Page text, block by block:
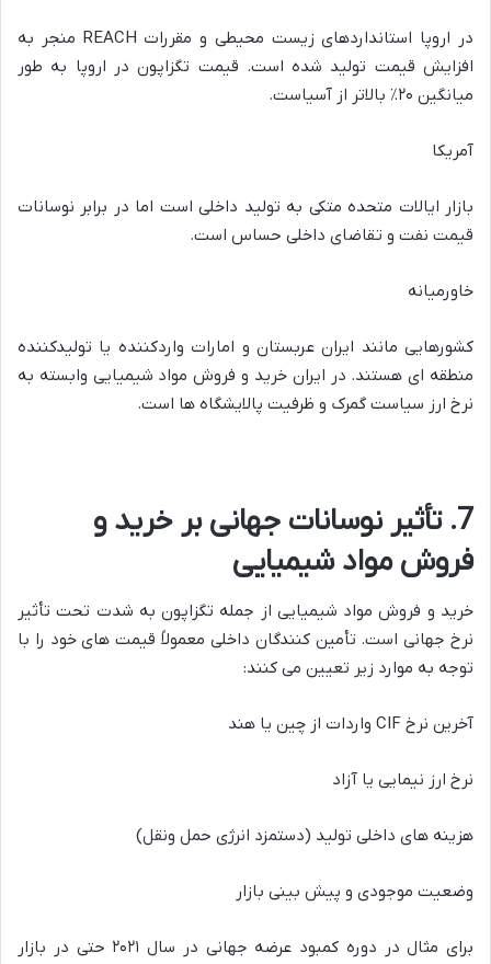
در اروپا استانداردهای زیست محیطی و مقررات REACH منجر به
افزایش قیمت تولید شده است. قیمت تگزاپون در اروپا به طور
میانگین ۲۰٪ بالاتر از آسیاست.
آمریکا
بازار ایالات متحده متکی به تولید داخلی است اما در برابر نوسانات
قیمت نفت و تقاضای داخلی حساس است.
خاورمیانه
کشورهایی مانند ایران عربستان و امارات واردکننده یا تولیدکننده
منطقه ای هستند. در ایران خرید و فروش مواد شیمیایی وابسته به
نرخ ارز سیاست گمرک و ظرفیت پالایشگاه ها است.
7. تأثیر نوسانات جهانی بر خرید و
فروش مواد شیمیایی
خرید و فروش مواد شیمیایی از جمله تگزاپون به شدت تحت تأثیر
نرخ جهانی است. تأمین کنندگان داخلی معمولاً قیمت های خود را با
توجه به موارد زیر تعیین می کنند:
آخرین نرخ CIF واردات از چین یا هند
نرخ ارز نیمایی یا آزاد
هزینه های داخلی تولید (دستمزد انرژی حمل ونقل)
وضعیت موجودی و پیش بینی بازار
برای مثال در دوره کمبود عرضه جهانی در سال ۲۰۲۱ حتی در بازار